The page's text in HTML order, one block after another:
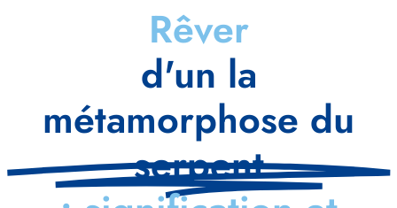
Rêver
d'un la
métamorphose du
serpent